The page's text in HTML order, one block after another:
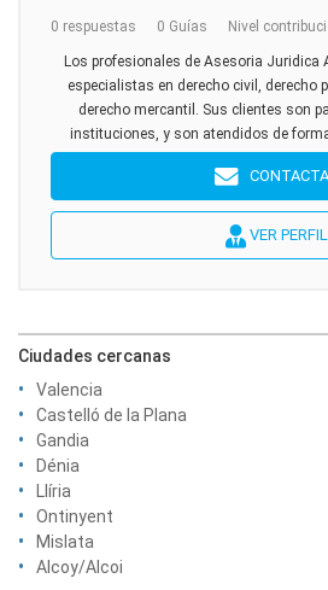
0 respuestas 0 Guías Nivel
Los profesionales de Asesoria Juridica
especialistas en derecho civil, derecho
derecho mercantil. Sus clientes son
instituciones, y son atendidos de
VER PERFIL
Ciudades cercanas
Valencia
Castelló de la Plana
Gandia
Dénia
Llíria
Ontinyent
Mislata
Alcoy/Alcoi